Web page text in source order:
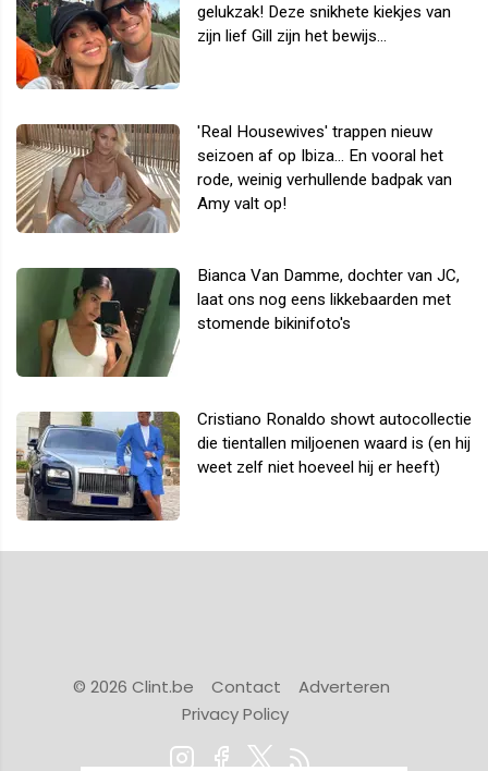
gelukzak! Deze snikhete kiekjes van
zijn lief Gill zijn het bewijs...
'Real Housewives' trappen nieuw
seizoen af op Ibiza... En vooral het
rode, weinig verhullende badpak van
Amy valt op!
Bianca Van Damme, dochter van JC,
laat ons nog eens likkebaarden met
stomende bikinifoto's
Cristiano Ronaldo showt autocollectie
die tientallen miljoenen waard is (en hij
weet zelf niet hoeveel hij er heeft)
© 2026 Clint.be Contact
Adverteren
Privacy Policy